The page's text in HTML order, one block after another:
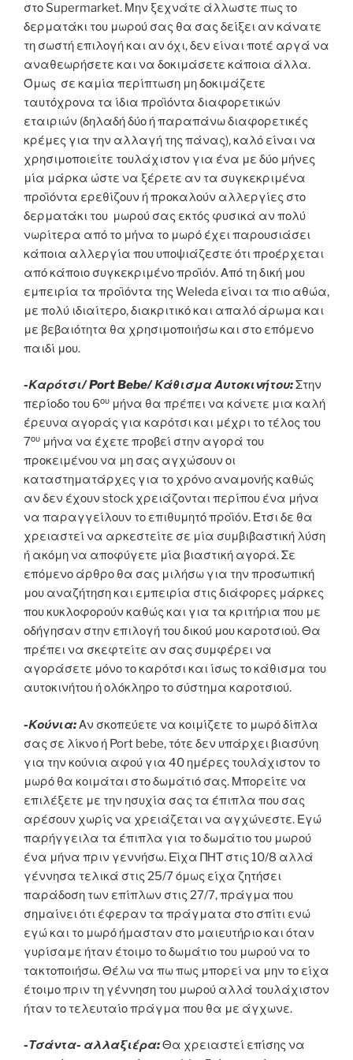
στο Supermarket. Μην ξεχνάτε άλλωστε πως το
δερματάκι του μωρού σας θα σας δείξει αν κάνατε
τη σωστή επιλογή και αν όχι, δεν είναι ποτέ αργά να
αναθεωρήσετε και να δοκιμάσετε κάποια άλλα.
Όμως σε καμία περίπτωση μη δοκιμάζετε
ταυτόχρονα τα ίδια προϊόντα διαφορετικών
εταιριών (δηλαδή δύο ή παραπάνω διαφορετικές
κρέμες για την αλλαγή της πάνας), καλό είναι να
χρησιμοποιείτε τουλάχιστον για ένα με δύο μήνες
μία μάρκα ώστε να ξέρετε αν τα συγκεκριμένα
προϊόντα ερεθίζουν ή προκαλούν αλλεργίες στο
δερματάκι του μωρού σας εκτός φυσικά αν πολύ
νωρίτερα από το μήνα το μωρό έχει παρουσιάσει
κάποια αλλεργία που υποψιάζεστε ότι προέρχεται
από κάποιο συγκεκριμένο προϊόν. Από τη δική μου
εμπειρία τα προϊόντα της Weleda είναι τα πιο αθώα,
με πολύ ιδιαίτερο, διακριτικό και απαλό άρωμα και
με βεβαιότητα θα χρησιμοποιήσω και στο επόμενο
παιδί μου.
-Καρότσι/ Port Bebe/ Κάθισμα Αυτοκινήτου:Στην
περίοδο του 6ου μήνα θα πρέπει να κάνετε μια καλή
έρευνα αγοράς για καρότσι και μέχρι το τέλος του
7ου μήνα να έχετε προβεί στην αγορά του
προκειμένου να μη σας αγχώσουν οι
καταστηματάρχες για το χρόνο αναμονής καθώς
αν δεν έχουν stock χρειάζονται περίπου ένα μήνα
να παραγγείλουν το επιθυμητό προϊόν. Έτσι δε θα
χρειαστεί να αρκεστείτε σε μία συμβιβαστική λύση
ή ακόμη να αποφύγετε μία βιαστική αγορά. Σε
επόμενο άρθρο θα σας μιλήσω για την προσωπική
μου αναζήτηση και εμπειρία στις διάφορες μάρκες
που κυκλοφορούν καθώς και για τα κριτήρια που με
οδήγησαν στην επιλογή του δικού μου καροτσιού. Θα
πρέπει να σκεφτείτε αν σας συμφέρει να
αγοράσετε μόνο το καρότσι και ίσως το κάθισμα του
αυτοκινήτου ή ολόκληρο το σύστημα καροτσιού.
-Κούνια:Αν σκοπεύετε να κοιμίζετε το μωρό δίπλα
σας σε λίκνο ή Port bebe, τότε δεν υπάρχει βιασύνη
για την κούνια αφού για 40 ημέρες τουλάχιστον το
μωρό θα κοιμάται στο δωμάτιό σας. Μπορείτε να
επιλέξετε με την ησυχία σας τα έπιπλα που σας
αρέσουν χωρίς να χρειάζεται να αγχώνεστε. Εγώ
παρήγγειλα τα έπιπλα για το δωμάτιο του μωρού
ένα μήνα πριν γεννήσω. Εϊχα ΠΗΤ στις 10/8 αλλά
γέννησα τελικά στις 25/7 όμως είχα ζητήσει
παράδοση των επίπλων στις 27/7, πράγμα που
σημαίνει ότι έφεραν τα πράγματα στο σπίτι ενώ
εγώ και το μωρό ήμασταν στο μαιευτήριο και όταν
γυρίσαμε ήταν έτοιμο το δωμάτιο του μωρού να το
τακτοποιήσω. Θέλω να πω πως μπορεί να μην το είχα
έτοιμο πριν τη γέννηση του μωρού αλλά τουλάχιστον
ήταν το τελευταίο πράγμα που θα με άγχωνε.
-Τσάντα- αλλαξιέρα:Θα χρειαστεί επίσης να